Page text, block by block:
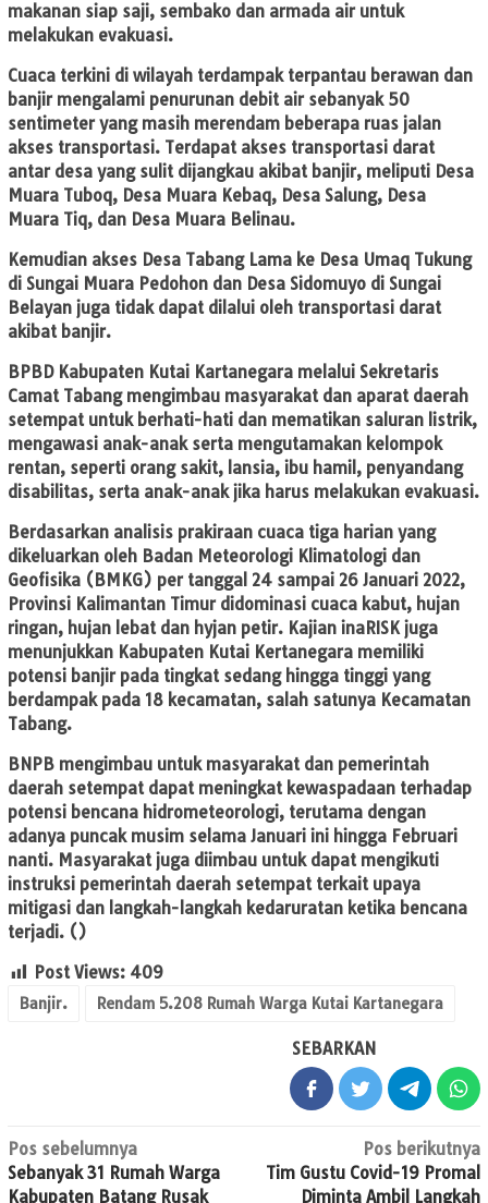
makanan siap saji, sembako dan armada air untuk
melakukan evakuasi.
Cuaca terkini di wilayah terdampak terpantau berawan dan
banjir mengalami penurunan debit air sebanyak 50
sentimeter yang masih merendam beberapa ruas jalan
akses transportasi. Terdapat akses transportasi darat
antar desa yang sulit dijangkau akibat banjir, meliputi Desa
Muara Tuboq, Desa Muara Kebaq, Desa Salung, Desa
Muara Tiq, dan Desa Muara Belinau.
Kemudian akses Desa Tabang Lama ke Desa Umaq Tukung
di Sungai Muara Pedohon dan Desa Sidomuyo di Sungai
Belayan juga tidak dapat dilalui oleh transportasi darat
akibat banjir.
BPBD Kabupaten Kutai Kartanegara melalui Sekretaris
Camat Tabang mengimbau masyarakat dan aparat daerah
setempat untuk berhati-hati dan mematikan saluran listrik,
mengawasi anak-anak serta mengutamakan kelompok
rentan, seperti orang sakit, lansia, ibu hamil, penyandang
disabilitas, serta anak-anak jika harus melakukan evakuasi.
Berdasarkan analisis prakiraan cuaca tiga harian yang
dikeluarkan oleh Badan Meteorologi Klimatologi dan
Geofisika (BMKG) per tanggal 24 sampai 26 Januari 2022,
Provinsi Kalimantan Timur didominasi cuaca kabut, hujan
ringan, hujan lebat dan hyjan petir. Kajian inaRISK juga
menunjukkan Kabupaten Kutai Kertanegara memiliki
potensi banjir pada tingkat sedang hingga tinggi yang
berdampak pada 18 kecamatan, salah satunya Kecamatan
Tabang.
BNPB mengimbau untuk masyarakat dan pemerintah
daerah setempat dapat meningkat kewaspadaan terhadap
potensi bencana hidrometeorologi, terutama dengan
adanya puncak musim selama Januari ini hingga Februari
nanti. Masyarakat juga diimbau untuk dapat mengikuti
instruksi pemerintah daerah setempat terkait upaya
mitigasi dan langkah-langkah kedaruratan ketika bencana
terjadi. ()
Post Views: 409
Banjir. Rendam 5.208 Rumah Warga Kutai Kartanegara
SEBARKAN
Navigasi
pos
Pos sebelumnya
Sebanyak 31 Rumah Warga
Kabupaten Batang Rusak
Pos berikutnya
Tim Gustu Covid-19 Promal
Diminta Ambil Langkah